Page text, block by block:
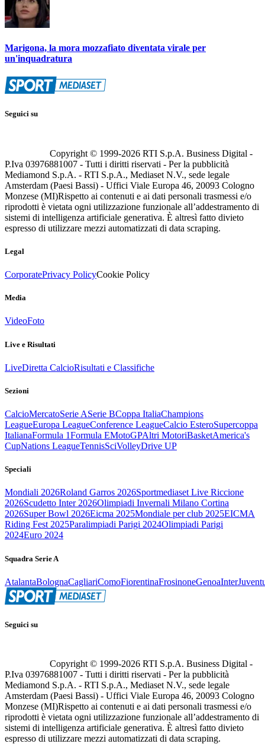
Marigona, la mora mozzafiato diventata virale per
un'inquadratura
Seguici su
Copyright © 1999-2026 RTI S.p.A. Business Digital -
P.Iva 03976881007 - Tutti i diritti riservati - Per la pubblicità
Mediamond S.p.A. - RTI S.p.A., Mediaset N.V., sede legale
Amsterdam (Paesi Bassi) - Uffici Viale Europa 46, 20093 Cologno
Monzese (MI)Rispetto ai contenuti e ai dati personali trasmessi e/o
riprodotti è vietata ogni utilizzazione funzionale all’addestramento di
sistemi di intelligenza artificiale generativa. È altresì fatto divieto
espresso di utilizzare mezzi automatizzati di data scraping.
Legal
CorporatePrivacy PolicyCookie Policy
Media
VideoFoto
Live e Risultati
LiveDiretta CalcioRisultati e Classifiche
Sezioni
CalcioMercatoSerie ASerie BCoppa ItaliaChampions
LeagueEuropa LeagueConference LeagueCalcio EsteroSupercoppa
ItalianaFormula 1Formula EMotoGPAltri MotoriBasketAmerica's
CupNations LeagueTennisSciVolleyDrive UP
Speciali
Mondiali 2026Roland Garros 2026Sportmediaset Live Riccione
2026Scudetto Inter 2026Olimpiadi Invernali Milano Cortina
2026Super Bowl 2026Eicma 2025Mondiale per club 2025EICMA
Riding Fest 2025Paralimpiadi Parigi 2024Olimpiadi Parigi
2024Euro 2024
Squadra Serie A
AtalantaBolognaCagliariComoFiorentinaFrosinoneGenoaInter
Seguici su
Copyright © 1999-2026 RTI S.p.A. Business Digital -
P.Iva 03976881007 - Tutti i diritti riservati - Per la pubblicità
Mediamond S.p.A. - RTI S.p.A., Mediaset N.V., sede legale
Amsterdam (Paesi Bassi) - Uffici Viale Europa 46, 20093 Cologno
Monzese (MI)Rispetto ai contenuti e ai dati personali trasmessi e/o
riprodotti è vietata ogni utilizzazione funzionale all’addestramento di
sistemi di intelligenza artificiale generativa. È altresì fatto divieto
espresso di utilizzare mezzi automatizzati di data scraping.